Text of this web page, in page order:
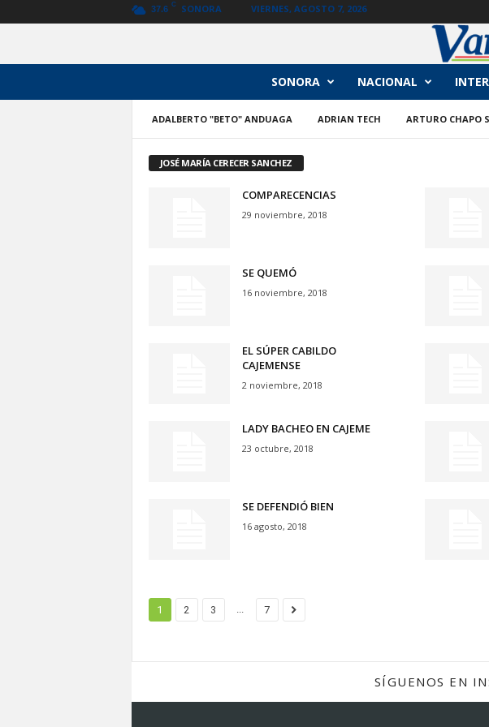
37.6 C SONORA VIERNES, AGOSTO 7, 2026
SONORA NACIONAL
ADALBERTO "BETO" ANDUAGA ADRIAN TECH ARTURO CHAPO
JOSÉ MARÍA CERECER SANCHEZ
COMPARECENCIAS
29 noviembre, 2018
SE QUEMÓ
16 noviembre, 2018
EL SÚPER CABILDO
CAJEMENSE
2 noviembre, 2018
LADY BACHEO EN CAJEME
23 octubre, 2018
SE DEFENDIÓ BIEN
16 agosto, 2018
1 2 3 ... 7
SÍGUENOS EN